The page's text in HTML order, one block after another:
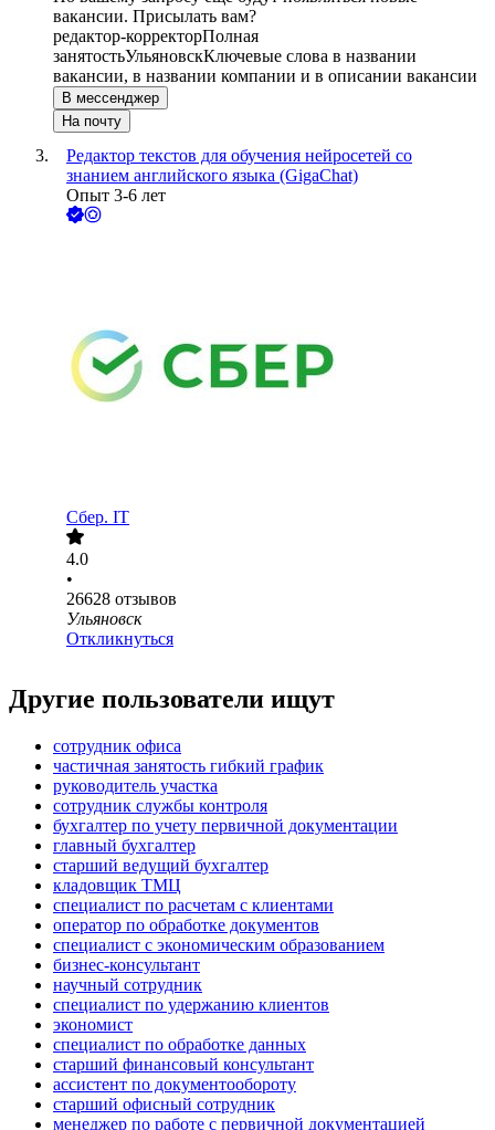
вакансии. Присылать вам?
редактор-корректорПолная
занятостьУльяновскКлючевые слова в названии
вакансии, в названии компании и в описании вакансии
В мессенджер
На почту
Редактор текстов для обучения нейросетей со
знанием английского языка (GigaChat)
Опыт 3-6 лет
Сбер. IT
4.0
•
26628 отзывов
Ульяновск
Откликнуться
Другие пользователи ищут
сотрудник офиса
частичная занятость гибкий график
руководитель участка
сотрудник службы контроля
бухгалтер по учету первичной документации
главный бухгалтер
старший ведущий бухгалтер
кладовщик ТМЦ
специалист по расчетам с клиентами
оператор по обработке документов
специалист с экономическим образованием
бизнес-консультант
научный сотрудник
специалист по удержанию клиентов
экономист
специалист по обработке данных
старший финансовый консультант
ассистент по документообороту
старший офисный сотрудник
менеджер по работе с первичной документацией